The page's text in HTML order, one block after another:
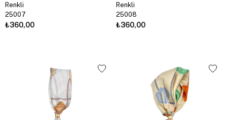
Renkli
25007
₺360,00
Renkli
25008
₺360,00